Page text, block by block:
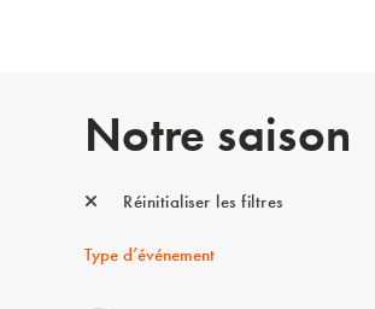
Notre saison
Réinitialiser les filtres
Type d’événement